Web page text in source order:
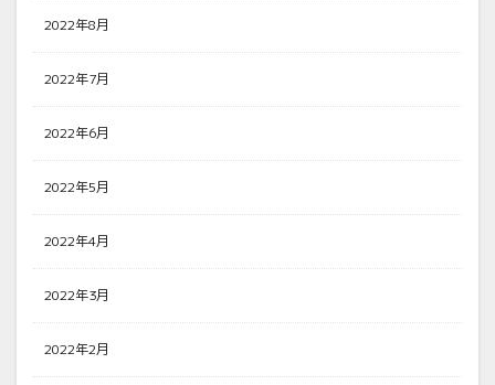
2022年8月
2022年7月
2022年6月
2022年5月
2022年4月
2022年3月
2022年2月